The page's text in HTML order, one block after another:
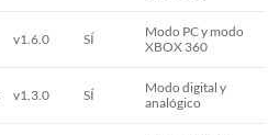
v1.6.0 SÍ
Modo PC y modo
XBOX 360
v1.3.0 SÍ
Modo digital y
analógico